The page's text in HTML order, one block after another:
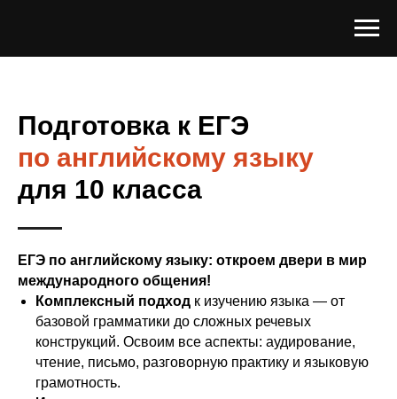
Подготовка к ЕГЭ
по английскому языку
для 10 класса
ЕГЭ по английскому языку: откроем двери в мир
международного общения!
Комплексный подход к изучению языка — от
базовой грамматики до сложных речевых
конструкций. Освоим все аспекты: аудирование,
чтение, письмо, разговорную практику и языковую
грамотность.